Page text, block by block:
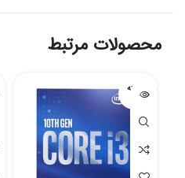
محصولات مرتبط
فروخته
شده